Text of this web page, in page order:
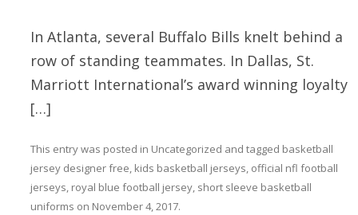
In Atlanta, several Buffalo Bills knelt behind a
row of standing teammates. In Dallas, St.
Marriott International’s award winning loyalty
[…]
This entry was posted in Uncategorized and tagged basketball
jersey designer free, kids basketball jerseys, official nfl football
jerseys, royal blue football jersey, short sleeve basketball
uniforms on November 4, 2017.